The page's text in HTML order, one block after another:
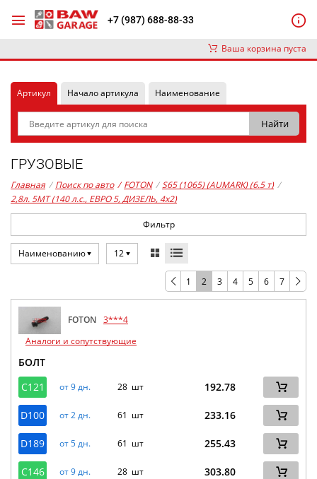
+7 (987) 688-88-33
Ваша корзина пуста
Артикул Начало артикула Наименование
ГРУЗОВЫЕ
Главная / Поиск по авто / FOTON / S65 (1065) (AUMARK) (6.5 т) /
2,8л. 5MT (140 л.с., ЕВРО 5, ДИЗЕЛЬ, 4x2)
Фильтр
Наименованию 12
1 2 3 4 5 6 7
FOTON 3***4
Аналоги и сопутствующие
БОЛТ
C121
от 9 дн. 28 шт 192.78
D100 от 2 дн. 61 шт 233.16
D189 от 5 дн. 61 шт 255.43
C146 от 9 дн. 28 шт 303.80